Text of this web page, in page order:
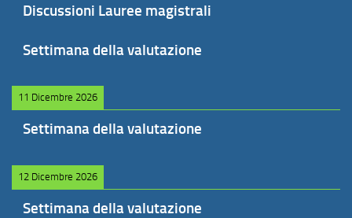
Discussioni Lauree magistrali
Settimana della valutazione
11 Dicembre 2026
Settimana della valutazione
12 Dicembre 2026
Settimana della valutazione